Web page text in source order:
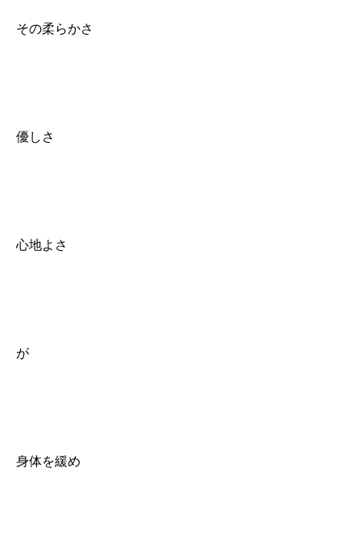
その柔らかさ
優しさ
心地よさ
が
身体を緩め